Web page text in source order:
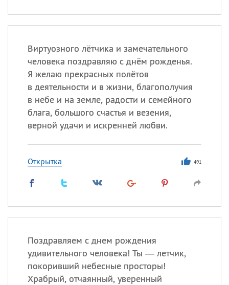
Виртуозного лётчика и замечательного
человека поздравляю с днём рожденья.
Я желаю прекрасных полётов
в деятельности и в жизни, благополучия
в небе и на земле, радости и семейного
блага, большого счастья и везения,
верной удачи и искренней любви.
Открытка 491
Поздравляем с днем рождения
удивительного человека! Ты — летчик,
покоривший небесные просторы!
Храбрый, отчаянный, уверенный